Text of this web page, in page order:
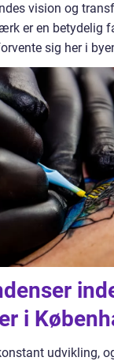
vision og
er en betydelig
sig her i
i
udvikling,